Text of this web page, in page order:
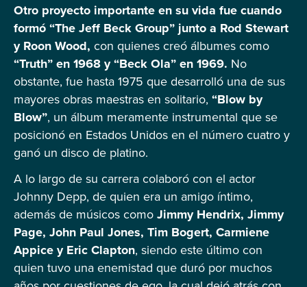
Otro proyecto importante en su vida fue cuando
formó “The Jeff Beck Group” junto a Rod Stewart
y Roon Wood, con quienes creó álbumes como
“Truth” en 1968 y “Beck Ola” en 1969. No
obstante, fue hasta 1975 que desarrolló una de sus
mayores obras maestras en solitario, “Blow by
Blow”, un álbum meramente instrumental que se
posicionó en Estados Unidos en el número cuatro y
ganó un disco de platino.
A lo largo de su carrera colaboró con el actor
Johnny Depp, de quien era un amigo íntimo,
además de músicos comoJimmy Hendrix, Jimmy
Page, John Paul Jones, Tim Bogert, Carmiene
Appice y Eric Clapton, siendo este último con
quien tuvo una enemistad que duró por muchos